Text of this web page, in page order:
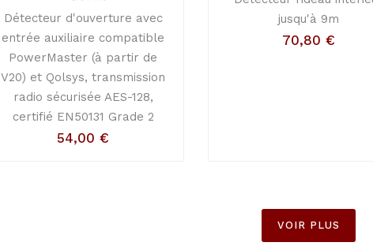
Détecteur d'ouverture avec
entrée auxiliaire compatible
PowerMaster (à partir de
V20) et Qolsys, transmission
radio sécurisée AES-128,
certifié EN50131 Grade 2
54,00 €
jusqu'à 9m
70,80 €
VOIR PLUS